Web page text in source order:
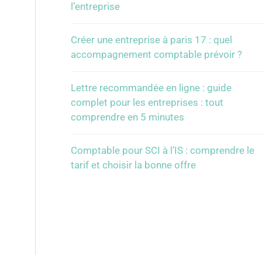
l’entreprise
Créer une entreprise à paris 17 : quel
accompagnement comptable prévoir ?
Lettre recommandée en ligne : guide
complet pour les entreprises : tout
comprendre en 5 minutes
Comptable pour SCI à l’IS : comprendre le
tarif et choisir la bonne offre